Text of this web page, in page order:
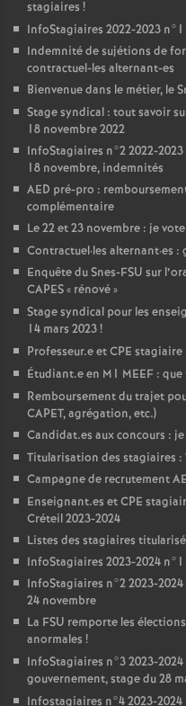
stagiaires !
InfoStagiaires 2022-2023
Indemnité de sujétions de
contractuel-les alternant-es
Bienvenue dans le métier, le
Stage syndical : tout savoir
18 novembre 2022
InfoStagiaires n°2 2022-
18 novembre, indemnités
AED pré-pro :
complémentaire
Le 22 et 23 novembre : je
Contractuel·les alternant·es :
Enquête du Snes-FSU sur
CAPES« rénové»
Stage syndical pour les
14 mars 2023!
Professeur.e etCPE stagiaire
Étudiant.e en M1 MEEF :
Remboursement du trajet
CAPET, agrégation, etc.)
Candidat.es aux concours :
Titularisation des stagiaires :
Campagne de recrutement
Enseignant.es etCPE
Créteil 2023-2024
Listes des stagiaires
InfoStagiaires 2023-2024
InfoStagiaires n°2 2023-
24 novembre
La FSU remporte les élections
anormales !
InfoStagiaires n°3 2023-
gouvernement, stage du 28
Infostagiaires n°4 2023-